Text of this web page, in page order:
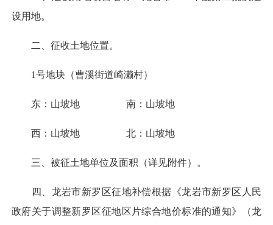
设用地。
二、征收土地位置。
1号地块（曹溪街道崎濑村）
东：山坡地 南：山坡地
西：山坡地 北：山坡地
三、被征土地单位及面积（详见附件）。
四、龙岩市新罗区征地补偿根据《龙岩市新罗区人民
政府关于调整新罗区征地区片综合地价标准的通知》（龙